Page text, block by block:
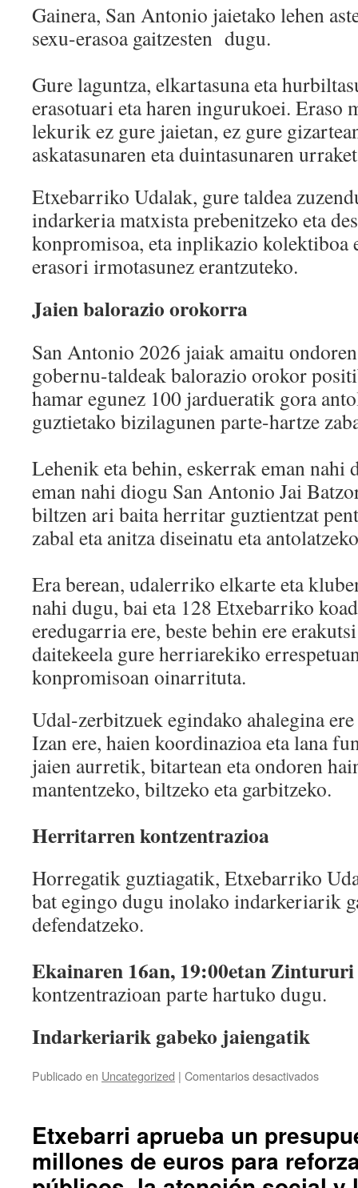
Gainera, San Antonio jaietako lehen
sexu-erasoa gaitzesten dugu.
Gure laguntza, elkartasuna eta
erasotuari eta haren ingurukoei. Eraso
lekurik ez gure jaietan, ez gure
askatasunaren eta duintasunaren
Etxebarriko Udalak, gure taldea
indarkeria matxista prebenitzeko eta
konpromisoa, eta inplikazio kolektiboa
erasori irmotasunez erantzuteko.
Jaien balorazio orokorra
San Antonio 2026 jaiak amaitu
gobernu-taldeak balorazio orokor
hamar egunez 100 jardueratik gora
guztietako bizilagunen parte-hartze
Lehenik eta behin, eskerrak eman nahi
eman nahi diogu San Antonio Jai
biltzen ari baita herritar guztientzat
zabal eta anitza diseinatu eta
Era berean, udalerriko elkarte eta
nahi dugu, bai eta 128 Etxebarriko
eredugarria ere, beste behin ere
daitekeela gure herriarekiko
konpromisoan oinarrituta.
Udal-zerbitzuek egindako ahalegina
Izan ere, haien koordinazioa eta lana
jaien aurretik, bitartean eta ondoren
mantentzeko, biltzeko eta garbitzeko.
Herritarren kontzentrazioa
Horregatik guztiagatik, Etxebarriko
bat egingo dugu inolako indarkeriarik
defendatzeko.
Ekainaren 16an, 19:00etan
kontzentrazioan parte hartuko dugu.
Indarkeriarik gabeko jaiengatik
Publicado en Uncategorized | Comentarios desactivadosen
egiten
dugu
Etxebarri aprueba un
millones de euros para